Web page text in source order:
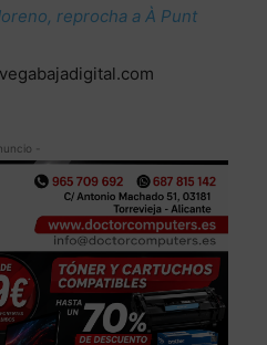
reprocha a À Punt
-